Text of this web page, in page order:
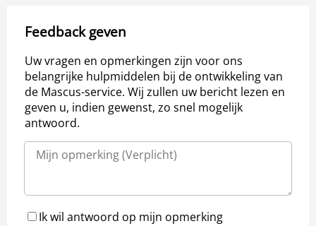
Feedback geven
Uw vragen en opmerkingen zijn voor ons
belangrijke hulpmiddelen bij de ontwikkeling van
de Mascus-service. Wij zullen uw bericht lezen en
geven u, indien gewenst, zo snel mogelijk
antwoord.
Ik wil antwoord op mijn opmerking